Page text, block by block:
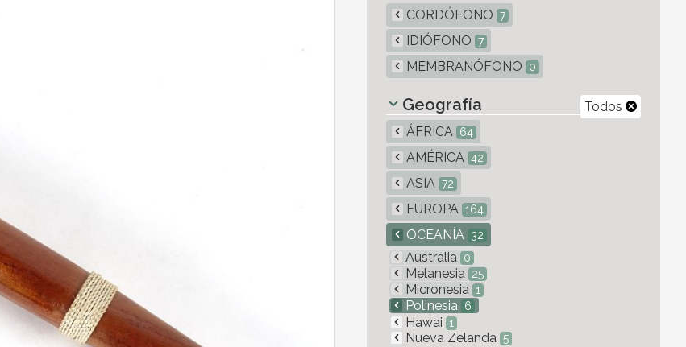
CORDÓFONO 7
IDIÓFONO 7
MEMBRANÓFONO 0
Todos
Geografía
ÁFRICA 64
AMÉRICA 42
ASIA 72
EUROPA 164
OCEANÍA 32
Australia 0
Melanesia 25
Micronesia 1
Polinesia 6
Hawai 1
Nueva Zelanda 5